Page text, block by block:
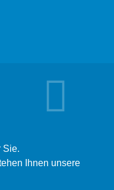
Sie.
Ihnen unsere